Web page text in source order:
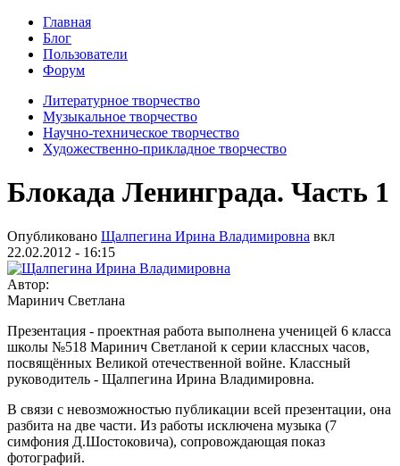
Главная
Блог
Пользователи
Форум
Литературное творчество
Музыкальное творчество
Научно-техническое творчество
Художественно-прикладное творчество
Блокада Ленинграда. Часть 1
Опубликовано Щалпегина Ирина Владимировна вкл
22.02.2012 - 16:15
Автор:
Маринич Светлана
Презентация - проектная работа выполнена ученицей 6 класса
школы №518 Маринич Светланой к серии классных часов,
посвящённых Великой отечественной войне. Классный
руководитель - Щалпегина Ирина Владимировна.
В связи с невозможностью публикации всей презентации, она
разбита на две части. Из работы исключена музыка (7
симфония Д.Шостоковича), сопровождающая показ
фотографий.